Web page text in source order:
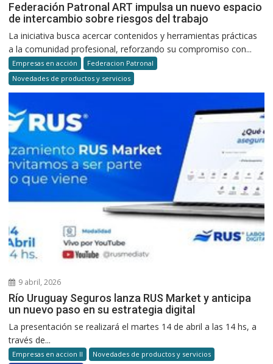
Federación Patronal ART impulsa un nuevo espacio
de intercambio sobre riesgos del trabajo
La iniciativa busca acercar contenidos y herramientas prácticas
a la comunidad profesional, reforzando su compromiso con...
Empresas en acción
Federacion Patronal
Novedades de productos y servicios
9 abril, 2026
Río Uruguay Seguros lanza RUS Market y anticipa
un nuevo paso en su estrategia digital
La presentación se realizará el martes 14 de abril a las 14 hs, a
través de...
Empresas en accion II
Novedades de productos y servicios